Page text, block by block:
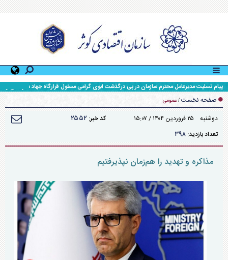
پیام تسلیت مدیرعامل محترم سازمان در پی درگذشت ابوی گرامی مسئول قرارگاه جهاد سازندگی و
محرومیت زدایی سپاه حضرت ولی عصر (عج) خوزستان
صفحه نخست / عمومی
دوشنبه ۲۵ فروردين ۱۴۰۴ / ۱۵:۰۷ کد خبر: ۲۵۵۲
تعداد بازدید: ۳۹۸
مذاکره و تهدید را هم‌زمان نپذیرفتیم